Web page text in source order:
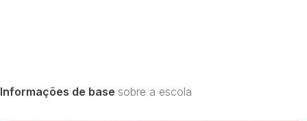
Informações de base sobre a escola